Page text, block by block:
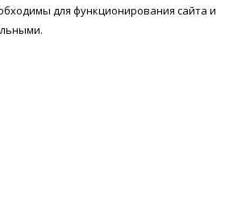
для функционирования сайта и